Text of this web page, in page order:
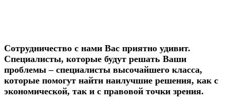
Сотрудничество с нами Вас приятно удивит.
Специалисты, которые будут решать Ваши
проблемы – специалисты высочайшего класса,
которые помогут найти наилучшие решения, как с
экономической, так и с правовой точки зрения.